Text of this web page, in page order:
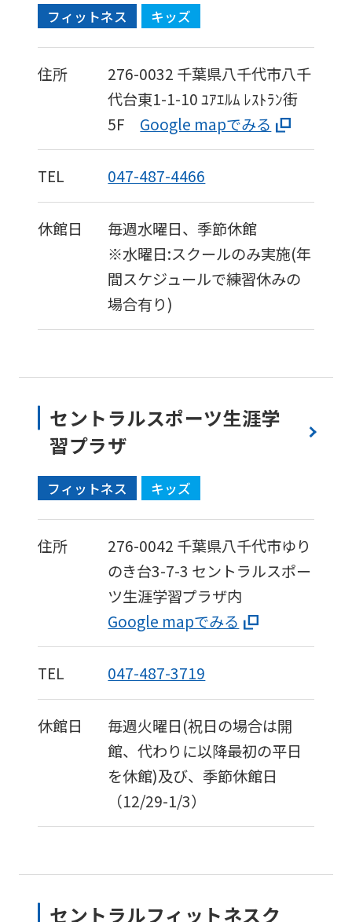
フィットネス キッズ
住所 276-0032 千葉県八千代市八千
代台東1-1-10ﾕｱｴﾙﾑ ﾚｽﾄﾗﾝ街
5F
Google mapでみる
TEL 047-487-4466
休館日
毎週水曜日、季節休館
※水曜日:スクールのみ実施(年
間スケジュールで練習休みの
場合有り)
セントラルスポーツ生涯学
習プラザ
フィットネス キッズ
住所 276-0042 千葉県八千代市ゆり
のき台3-7-3 セントラルスポー
ツ生涯学習プラザ内
Google mapでみる
TEL 047-487-3719
休館日
毎週火曜日(祝日の場合は開
館、代わりに以降最初の平日
を休館)及び、季節休館日
（12/29-1/3）
セントラルフィットネスク
For
foreigners
Central
Sports
is
translated
into
English.
Click
the
below
automatic
translation)
to
return
page.